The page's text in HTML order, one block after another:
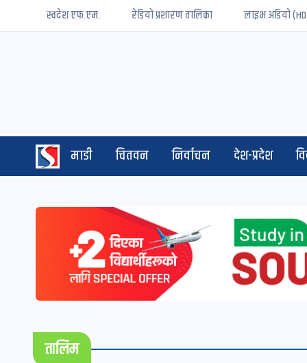
स्वदेश एफ.एम. रेडियो प्रशारण तालिका लाइभ अडियो
माडी चितवन निर्वाचन देश-प्रदेश
तालिम